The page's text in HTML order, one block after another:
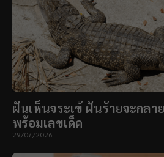
ฝันเห็นจระเข้ ฝันร้ายจะกลา
พร้อมเลขเด็ด
29/07/2026